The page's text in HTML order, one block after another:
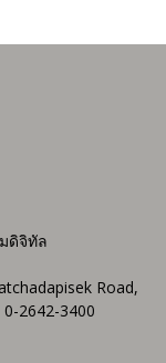
ดิจิทัล
Road,
2642-3400